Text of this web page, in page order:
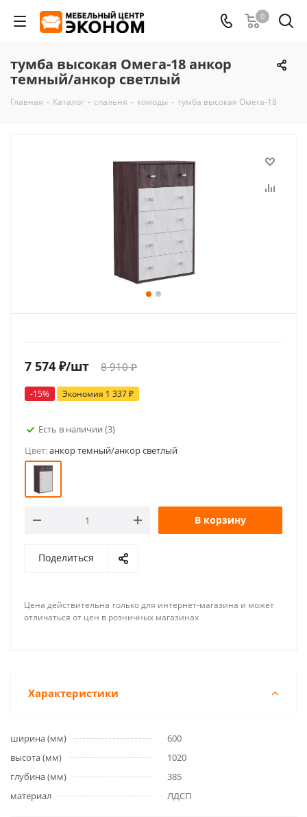
0
тумба высокая Омега-18 анкор
темный/анкор светлый
Главная - Каталог - спальня - комоды - тумба высокая Омега-18
7 574 ₽/шт 8 910₽
-15% Экономия 1 337₽
Есть в наличии (3)
Цвет:анкор темный/анкор светлый
В корзину
Поделиться
Цена действительна только для интернет-магазина и может
отличаться от цен в розничных магазинах
Характеристики
ширина (мм)
600
высота (мм)
1020
глубина (мм)
385
материал
ЛДСП